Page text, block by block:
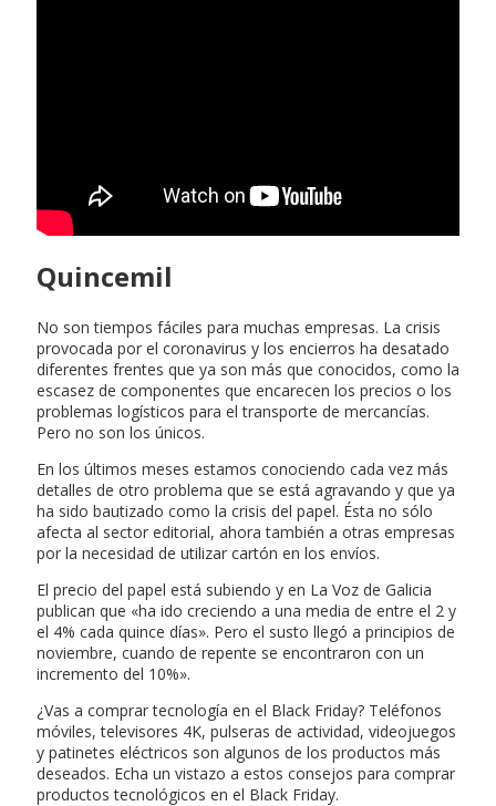
Quincemil
No son tiempos fáciles para muchas empresas. La crisis
provocada por el coronavirus y los encierros ha desatado
diferentes frentes que ya son más que conocidos, como la
escasez de componentes que encarecen los precios o los
problemas logísticos para el transporte de mercancías.
Pero no son los únicos.
En los últimos meses estamos conociendo cada vez más
detalles de otro problema que se está agravando y que ya
ha sido bautizado como la crisis del papel. Ésta no sólo
afecta al sector editorial, ahora también a otras empresas
por la necesidad de utilizar cartón en los envíos.
El precio del papel está subiendo y en La Voz de Galicia
publican que «ha ido creciendo a una media de entre el 2 y
el 4% cada quince días». Pero el susto llegó a principios de
noviembre, cuando de repente se encontraron con un
incremento del 10%».
¿Vas a comprar tecnología en el Black Friday? Teléfonos
móviles, televisores 4K, pulseras de actividad, videojuegos
y patinetes eléctricos son algunos de los productos más
deseados. Echa un vistazo a estos consejos para comprar
productos tecnológicos en el Black Friday.